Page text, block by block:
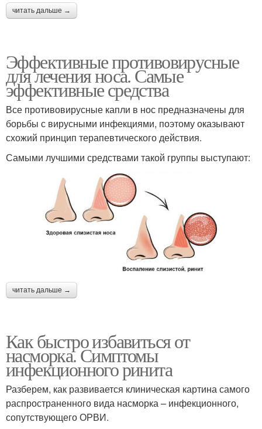
читать дальше →
Эффективные противовирусные
для лечения носа. Самые
эффективные средства
Все противовирусные капли в нос предназначены для
борьбы с вирусными инфекциями, поэтому оказывают
схожий принцип терапевтического действия.
Самыми лучшими средствами такой группы выступают:
читать дальше →
Как быстро избавиться от
насморка. Симптомы
инфекционного ринита
Разберем, как развивается клиническая картина самого
распространенного вида насморка – инфекционного,
сопутствующего ОРВИ.